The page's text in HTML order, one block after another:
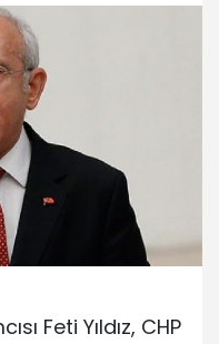
Feti Yıldız, CHP